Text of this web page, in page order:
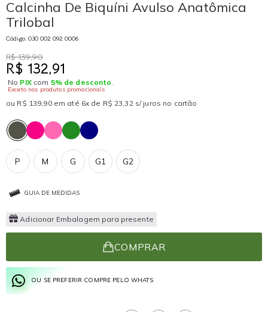
Calcinha De Biquíni Avulso Anatômica
Trilobal
Código: 030 002 092 0006
R$ 139,90
R$ 132,91
No PIXcom 5% de desconto .
Exceto nos produtos promocionais
ou R$ 139,90 em até 6x de R$ 23,32 s/ juros no cartão
G1 G2
M G
P
GUIA DE MEDIDAS
Adicionar Embalagem para presente
COMPRAR
OU SE PREFERIR COMPRE PELO WHATS